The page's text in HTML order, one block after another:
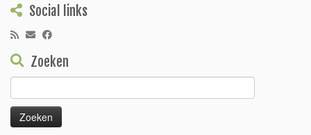
Social links
Zoeken
naar: